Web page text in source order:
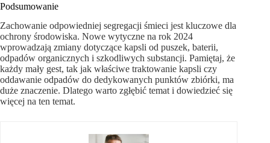
Podsumowanie
Zachowanie odpowiedniej segregacji śmieci jest kluczowe dla
ochrony środowiska. Nowe wytyczne na rok 2024
wprowadzają zmiany dotyczące kapsli od puszek, baterii,
odpadów organicznych i szkodliwych substancji. Pamiętaj, że
każdy mały gest, tak jak właściwe traktowanie kapsli czy
oddawanie odpadów do dedykowanych punktów zbiórki, ma
duże znaczenie. Dlatego warto zgłębić temat i dowiedzieć się
więcej na ten temat.